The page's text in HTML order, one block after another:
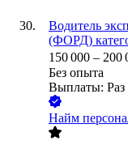
Водитель
(ФОРД)
150 000 – 200
Без опыта
Выплаты: Раз
Найм